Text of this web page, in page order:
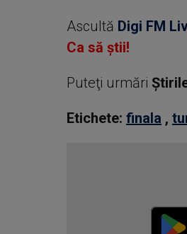
Ascultă Digi FM
Ca să știi!
Puteţi urmări
Etichete: finala ,